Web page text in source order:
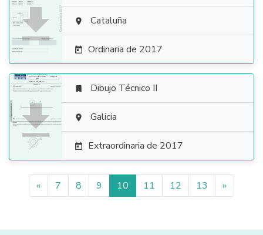
  Cataluña
 Ordinaria de 2017

 Dibujo Técnico II
 Galicia
 Extraordinaria de 2017
« 7 8 9 10 11 12 13 »